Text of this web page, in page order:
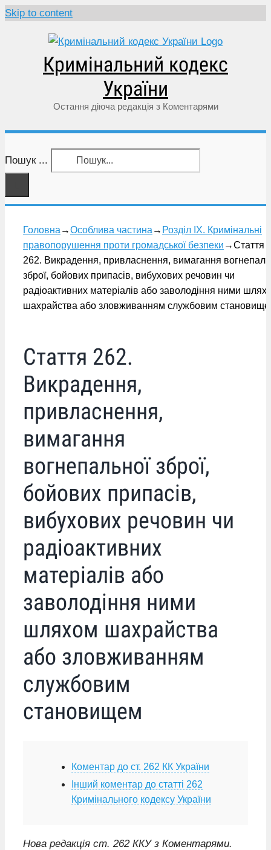
Skip to content
Кримінальний кодекс
України
Остання діюча редакція з Коментарями
Пошук ...
Головна →Особлива частина → Розділ IX. Кримінальні
правопорушення проти громадської безпеки →Стаття
262. Викрадення, привласнення, вимагання
зброї, бойових припасів, вибухових речовин чи
радіоактивних матеріалів або заволодіння ними
шахрайства або зловживанням службовим
Стаття 262.
Викрадення,
привласнення,
вимагання
вогнепальної зброї,
бойових припасів,
вибухових речовин чи
радіоактивних
матеріалів або
заволодіння ними
шляхом шахрайства
або зловживанням
службовим
становищем
Коментар до ст. 262 КК України
Інший коментар до статті 262
Кримінального кодексу України
Нова редакція ст. 262 ККУ з Коментарями.